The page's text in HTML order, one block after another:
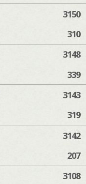
3150
310
3148
339
3143
319
3142
207
3108